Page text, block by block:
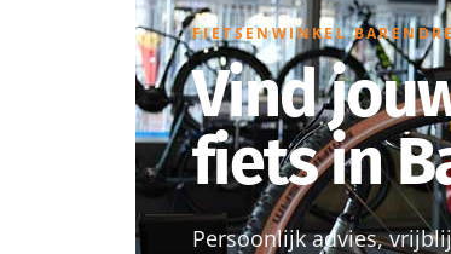
FIETSENWINKEL
Vind
fiets in
Persoonlijk advies,